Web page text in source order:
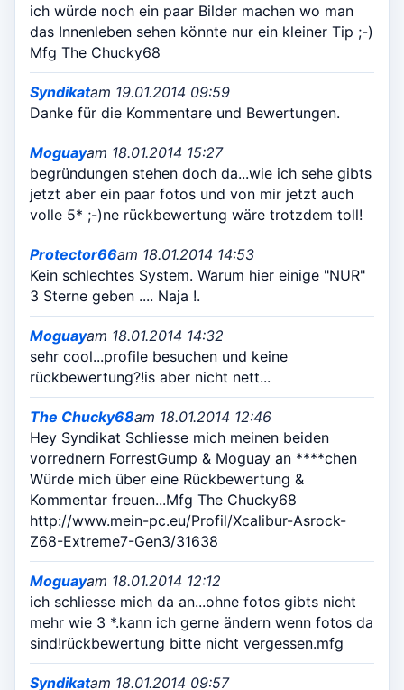
ich würde noch ein paar Bilder machen wo man
das Innenleben sehen könnte nur ein kleiner Tip ;-)
Mfg The Chucky68
Syndikatam 19.01.2014 09:59
Danke für die Kommentare und Bewertungen.
Moguayam 18.01.2014 15:27
begründungen stehen doch da...wie ich sehe gibts
jetzt aber ein paar fotos und von mir jetzt auch
volle 5* ;-)ne rückbewertung wäre trotzdem toll!
Protector66am 18.01.2014 14:53
Kein schlechtes System. Warum hier einige "NUR"
3 Sterne geben .... Naja !.
Moguayam 18.01.2014 14:32
sehr cool...profile besuchen und keine
rückbewertung?!is aber nicht nett...
The Chucky68am 18.01.2014 12:46
Hey Syndikat Schliesse mich meinen beiden
vorrednern ForrestGump & Moguay an ****chen
Würde mich über eine Rückbewertung &
Kommentar freuen...Mfg The Chucky68
http://www.mein-pc.eu/Profil/Xcalibur-Asrock-
Z68-Extreme7-Gen3/31638
Moguayam 18.01.2014 12:12
ich schliesse mich da an...ohne fotos gibts nicht
mehr wie 3 *.kann ich gerne ändern wenn fotos da
sind!rückbewertung bitte nicht vergessen.mfg
Syndikatam 18.01.2014 09:57